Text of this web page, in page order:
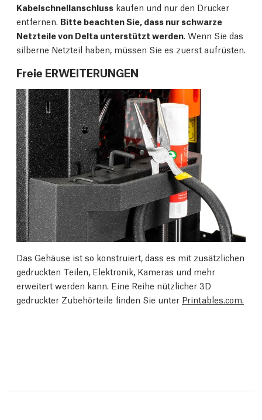
Kabelschnellanschluss kaufen und nur den Drucker
entfernen. Bitte beachten Sie, dass nur schwarze
Netzteile von Delta unterstützt werden. Wenn Sie das
silberne Netzteil haben, müssen Sie es zuerst aufrüsten.
Freie ERWEITERUNGEN
Das Gehäuse ist so konstruiert, dass es mit zusätzlichen
gedruckten Teilen, Elektronik, Kameras und mehr
erweitert werden kann. Eine Reihe nützlicher 3D
gedruckter Zubehörteile finden Sie unter Printables.com.